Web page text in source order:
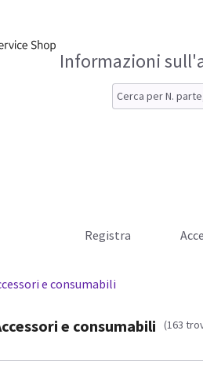
Informazioni
Registra
e consumabili
e consumabili (163